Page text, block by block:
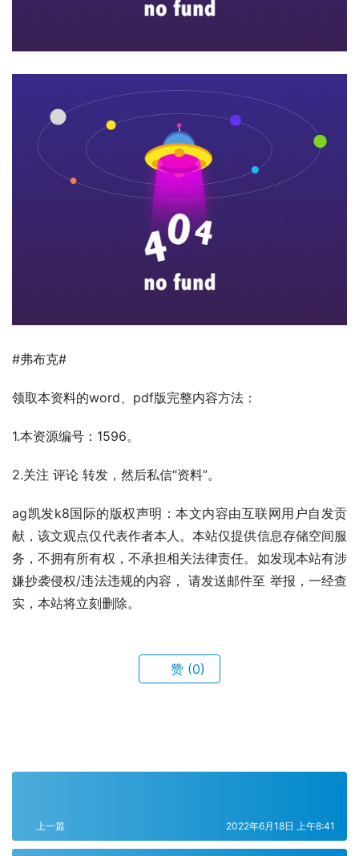
#弗布克#
领取本资料的word、pdf版完整内容方法：
1.本资源编号：1596。
2.关注 评论 转发，然后私信“资料”。
ag凯发k8国际的版权声明：本文内容由互联网用户自发贡
献，该文观点仅代表作者本人。本站仅提供信息存储空间服
务，不拥有所有权，不承担相关法律责任。如发现本站有涉
嫌抄袭侵权/违法违规的内容， 请发送邮件至 举报，一经查
实，本站将立刻删除。
赞 (0)
上一篇 2022年6月18日 上午8:41